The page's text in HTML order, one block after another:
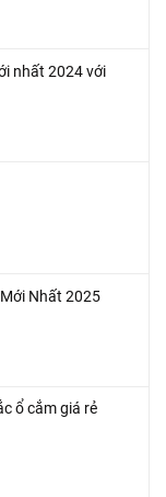
nhất 2024 với
Nhất 2025
ổ cắm giá rẻ